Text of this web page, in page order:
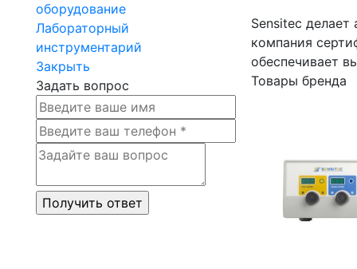
оборудование
Лабораторный
инструментарий
Закрыть
Задать вопрос
Sensitec делает
компания
обеспечивает
Товары бренда